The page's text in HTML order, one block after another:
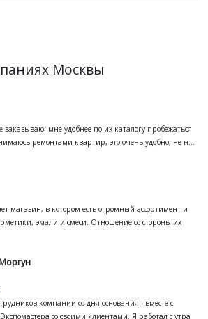
Москвы
заказываю, мне удобнее по их каталогу пробежаться
ремонтами квартир, это очень удобно, не н...
магазин, в котором есть огромный ассортимент и
эмали и смеси. Отношение со стороны их
компании со дня основания - вместе с
со своими клиентами. Я работал с утра